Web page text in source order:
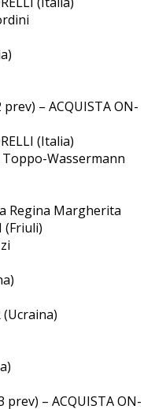
prev) – ACQUISTA ON-
(Italia)
Wassermann
Regina Margherita
(Friuli)
(Ucraina)
prev) – ACQUISTA ON-